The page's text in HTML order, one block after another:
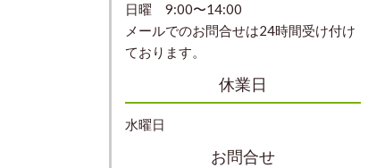
日曜 9:00〜14:00
メールでのお問合せは24時間受け付け
ております。
休業日
水曜日
お問合せ